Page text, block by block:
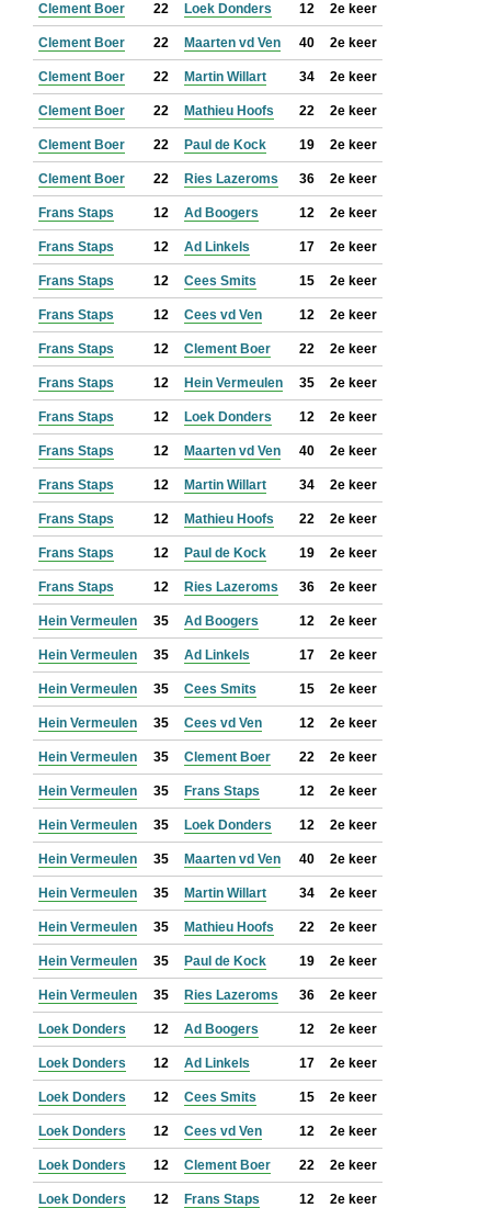
Clement Boer 22 Loek Donders 12 2e keer
Clement Boer 22 Maarten vd Ven 40 2e keer
Clement Boer 22 Martin Willart 34 2e keer
Clement Boer 22 Mathieu Hoofs 22 2e keer
Clement Boer 22 Paul de Kock 19 2e keer
Clement Boer 22 Ries Lazeroms 36 2e keer
Frans Staps 12 Ad Boogers 12 2e keer
Frans Staps 12 Ad Linkels 17 2e keer
Frans Staps 12 Cees Smits 15 2e keer
Frans Staps 12 Cees vd Ven 12 2e keer
Frans Staps 12 Clement Boer 22 2e keer
Frans Staps 12 Hein Vermeulen 35 2e keer
Frans Staps 12 Loek Donders 12 2e keer
Frans Staps 12 Maarten vd Ven 40 2e keer
Frans Staps 12 Martin Willart 34 2e keer
Frans Staps 12 Mathieu Hoofs 22 2e keer
Frans Staps 12 Paul de Kock 19 2e keer
Frans Staps 12 Ries Lazeroms 36 2e keer
Hein Vermeulen 35 Ad Boogers 12 2e keer
Hein Vermeulen 35 Ad Linkels 17 2e keer
Hein Vermeulen 35 Cees Smits 15 2e keer
Hein Vermeulen 35 Cees vd Ven 12 2e keer
Hein Vermeulen 35 Clement Boer 22 2e keer
Hein Vermeulen 35 Frans Staps 12 2e keer
Hein Vermeulen 35 Loek Donders 12 2e keer
Hein Vermeulen 35 Maarten vd Ven 40 2e keer
Hein Vermeulen 35 Martin Willart 34 2e keer
Hein Vermeulen 35 Mathieu Hoofs 22 2e keer
Hein Vermeulen 35 Paul de Kock 19 2e keer
Hein Vermeulen 35 Ries Lazeroms 36 2e keer
Loek Donders 12 Ad Boogers 12 2e keer
Loek Donders 12 Ad Linkels 17 2e keer
Loek Donders 12 Cees Smits 15 2e keer
Loek Donders 12 Cees vd Ven 12 2e keer
Loek Donders 12 Clement Boer 22 2e keer
Loek Donders 12 Frans Staps 12 2e keer